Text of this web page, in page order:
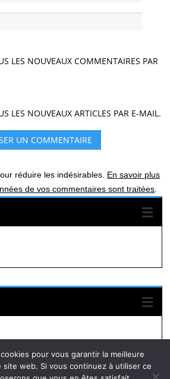
LES NOUVEAUX COMMENTAIRES PAR
LES NOUVEAUX ARTICLES PAR E-MAIL.
réduire les indésirables. En savoir plus
de vos commentaires sont traitées.
pour vous garantir la meilleure
web. Si vous continuez à utiliser ce